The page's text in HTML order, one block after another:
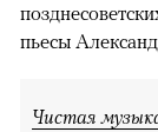
пьесы
Чистая